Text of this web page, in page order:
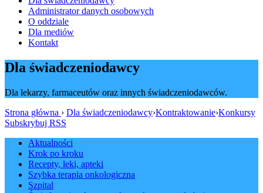
Administrator danych osobowych
O oddziale
Dla mediów
Kontakt
Dla świadczeniodawcy
Dla lekarzy, farmaceutów oraz innych świadczeniodawców.
Strona główna › Dla świadczeniodawcy›Kontraktowanie›Konkursy
Subskrybuj RSS
Aktualności
Krok po kroku
Recepty, leki, apteki
Szybka terapia onkologiczna
Szpital